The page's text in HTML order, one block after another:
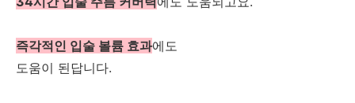
즉각적인 입술 볼륨 효과에도
도움이 된답니다.